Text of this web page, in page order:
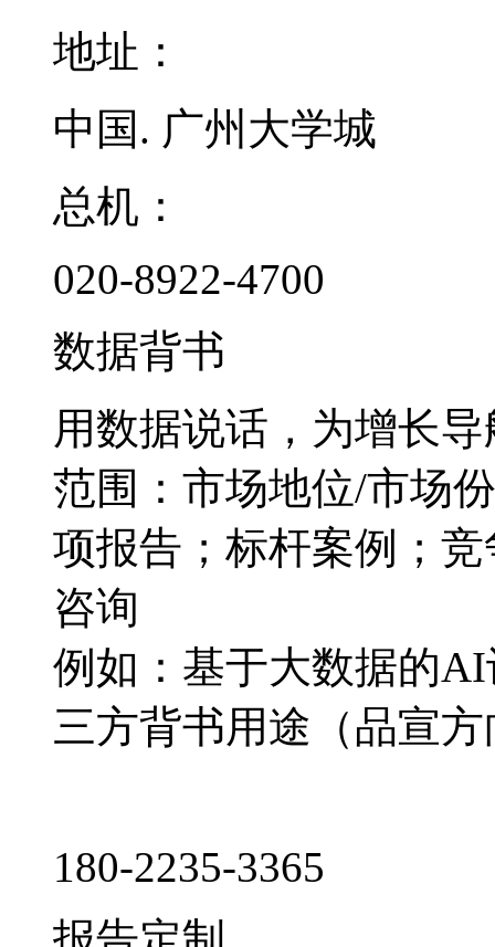
地址：
中国. 广州大学城
总机：
020-8922-4700
数据背书
用数据说话，为增长导
范围：市场地位/市场
项报告；标杆案例；
咨询
例如：基于大数据的
三方背书用途（品宣
180-2235-3365